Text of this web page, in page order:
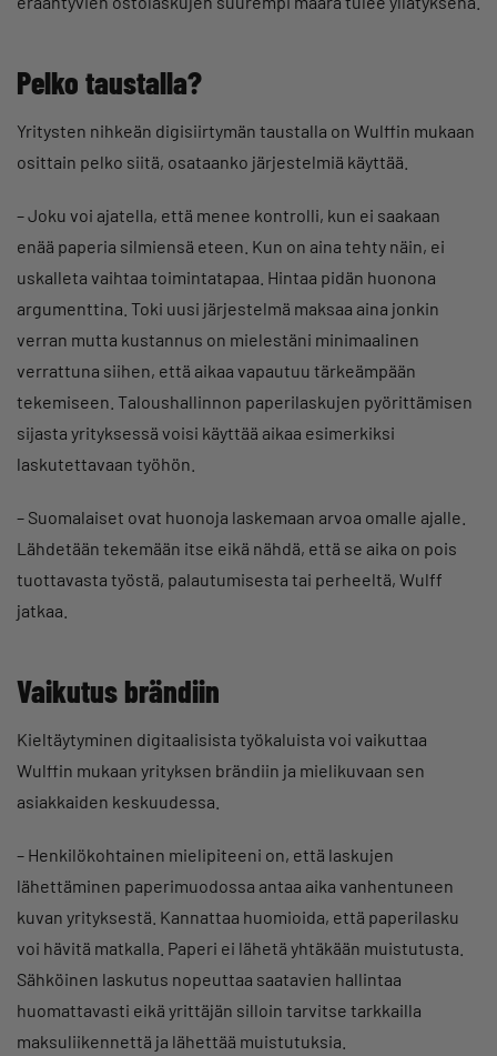
Pelko taustalla?
Yritysten nihkeän digisiirtymän taustalla on Wulffin mukaan
osittain pelko siitä, osataanko järjestelmiä käyttää.
– Joku voi ajatella, että menee kontrolli, kun ei saakaan
enää paperia silmiensä eteen. Kun on aina tehty näin, ei
uskalleta vaihtaa toimintatapaa. Hintaa pidän huonona
argumenttina. Toki uusi järjestelmä maksaa aina jonkin
verran mutta kustannus on mielestäni minimaalinen
verrattuna siihen, että aikaa vapautuu tärkeämpään
tekemiseen. Taloushallinnon paperilaskujen pyörittämisen
sijasta yrityksessä voisi käyttää aikaa esimerkiksi
laskutettavaan työhön.
– Suomalaiset ovat huonoja laskemaan arvoa omalle ajalle.
Lähdetään tekemään itse eikä nähdä, että se aika on pois
tuottavasta työstä, palautumisesta tai perheeltä, Wulff
jatkaa.
Vaikutus brändiin
Kieltäytyminen digitaalisista työkaluista voi vaikuttaa
Wulffin mukaan yrityksen brändiin ja mielikuvaan sen
asiakkaiden keskuudessa.
– Henkilökohtainen mielipiteeni on, että laskujen
lähettäminen paperimuodossa antaa aika vanhentuneen
kuvan yrityksestä. Kannattaa huomioida, että paperilasku
voi hävitä matkalla. Paperi ei lähetä yhtäkään muistutusta.
Sähköinen laskutus nopeuttaa saatavien hallintaa
huomattavasti eikä yrittäjän silloin tarvitse tarkkailla
maksuliikennettä ja lähettää muistutuksia.